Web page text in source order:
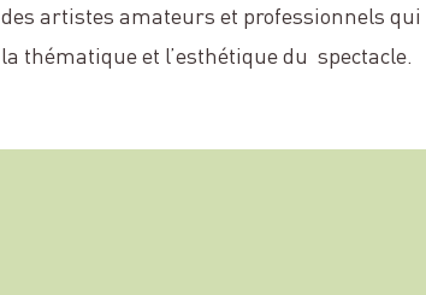
des artistes amateurs et professionnels
la thématique et l’esthétique du spectacle.